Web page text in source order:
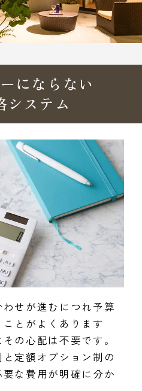
にならない
システム
せが進むにつれ予算
とがよくあります
の心配は不要です。
定額オプション制の
な費用が明確に分か